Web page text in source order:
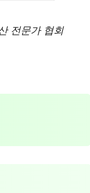
전문가 협회